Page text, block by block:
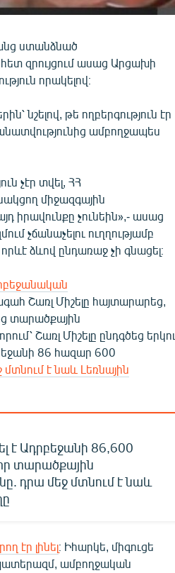
ստանձնած
զրույցում ասաց Արցախի
որակելով։
նշելով, թե ողբերգություն էր
ամբողջապես
չէր տվել, ՀՀ
միջազգային
իրավունքը չունեին»,- ասաց
չճանաչելու ուղղությամբ
ձևով ընդառաջ չի գնացել։
Շառլ Միշելը հայտարարեց,
տարածքային
Շառլ Միշելը ընդգծեց երկու
86 հազար 600
է նաև Լեռնային
է Ադրբեջանի 86,600
տարածքային
դրա մեջ մտնում է նաև
էր լինել։ Իհարկե, միգուցե
ամբողջական